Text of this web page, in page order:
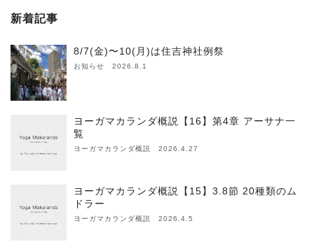
新着記事
8/7(金)〜10(月)は住吉神社例祭
お知らせ 2026.8.1
ヨーガマカランダ概説【16】第4章 アーサナ一
覧
ヨーガマカランダ概説 2026.4.27
ヨーガマカランダ概説【15】3.8節 20種類のム
ドラー
ヨーガマカランダ概説 2026.4.5